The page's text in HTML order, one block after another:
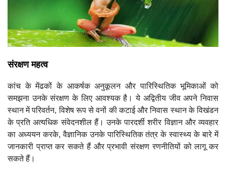
संरक्षण महत्व
कांच के मेंढकों के आकर्षक अनुकूलन और पारिस्थितिक भूमिकाओं को
समझना उनके संरक्षण के लिए आवश्यक है। ये अद्वितीय जीव अपने निवास
स्थान में परिवर्तन, विशेष रूप से वनों की कटाई और निवास स्थान के विखंडन
के प्रति अत्यधिक संवेदनशील हैं। उनके पारदर्शी शरीर विज्ञान और व्यवहार
का अध्ययन करके, वैज्ञानिक उनके पारिस्थितिक तंत्र के स्वास्थ्य के बारे में
जानकारी प्राप्त कर सकते हैं और प्रभावी संरक्षण रणनीतियों को लागू कर
सकते हैं।